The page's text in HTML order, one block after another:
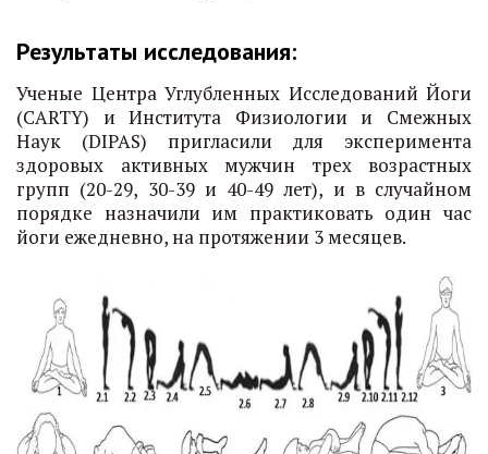
Результаты исследования:
Ученые Центра Углубленных Исследований Йоги
(CARTY) и Института Физиологии и Смежных
Наук (DIPAS) пригласили для эксперимента
здоровых активных мужчин трех возрастных
групп (20-29, 30-39 и 40-49 лет), и в случайном
порядке назначили им практиковать один час
йоги ежедневно, на протяжении 3 месяцев.